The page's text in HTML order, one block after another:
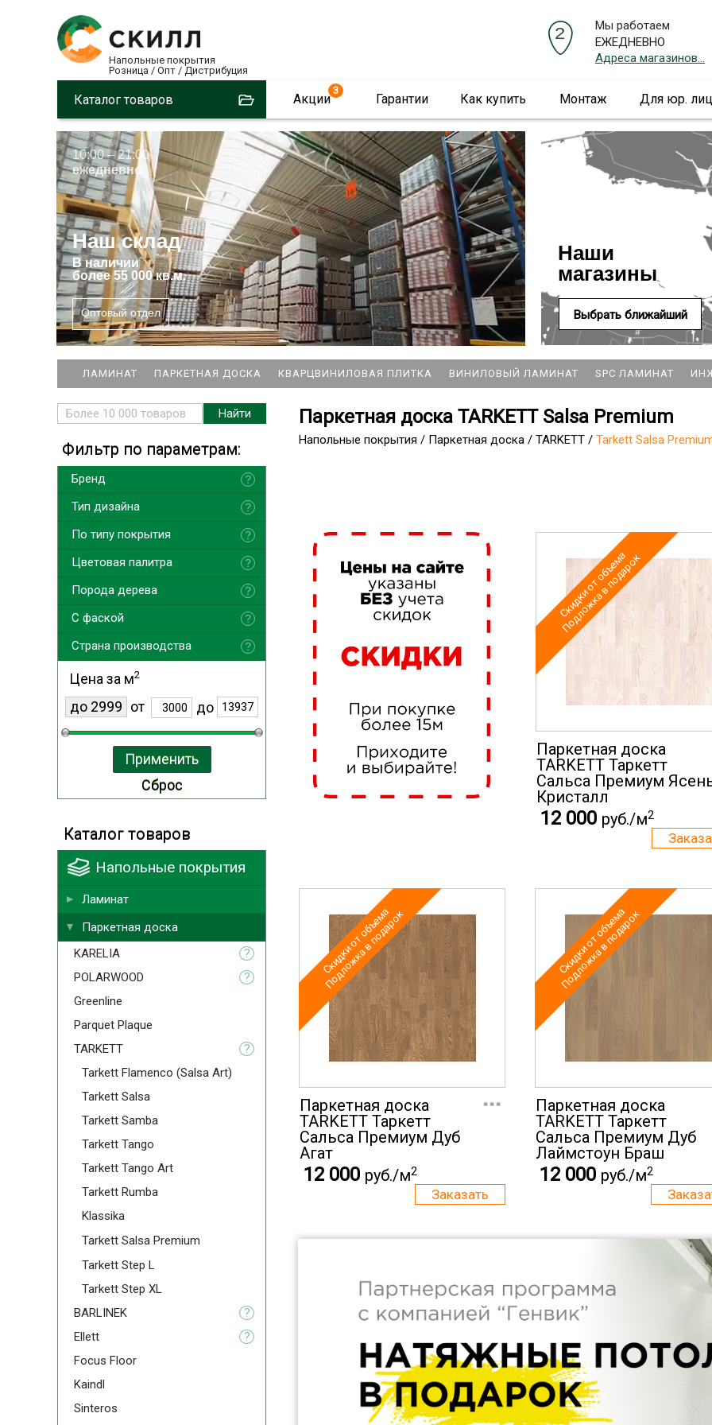
Напольные покрытия
Розница / Опт / Дистрибуция
Мы работаем
ЕЖЕДНЕВНО
Адреса магазинов...
Каталог товаров Акции
3
Гарантии Как купить Монтаж Для юр. лиц
10:00 – 21:00
ежедневно
Наш склад
Вналичии
более 55 000 кв.м.
Оптовый отдел
Наши
магазины
Выбрать ближайший
ЛАМИНАТ ПАРКЕТНАЯ ДОСКА КВАРЦВИНИЛОВАЯ ПЛИТКА ВИНИЛОВЫЙ ЛАМИНАТ SPC ЛАМИНАТ
Паркетная доска TARKETT Salsa Premium
Напольные покрытия / Паркетная доска / TARKETT / Tarkett Salsa
Скидки от объема
Подложка в подарок
Паркетная доска
TARKETT Таркетт
Cальса Премиум
Кристалл
12 000 руб./м2
Скидки от объема
Подложка в подарок
Паркетная доска
TARKETT Таркетт
Cальса Премиум Дуб
Агат
...
12 000 руб./м2
Скидки от объема
Подложка в подарок
Паркетная доска
TARKETT Таркетт
Cальса Премиум Дуб
Лаймстоун Браш
12 000 руб./м2
Фильтр по параметрам:
Бренд
Тип дизайна
По типу покрытия
Цветовая палитра
Порода дерева
С фаской
Страна производства
Цена за м2
до 2999 от до
Каталог товаров
Напольные покрытия
Ламинат
Паркетная доска
KARELIA
?
POLARWOOD
?
Greenline
Parquet Plaque
TARKETT
?
Tarkett Flamenco (Salsa Art)
Tarkett Salsa
Tarkett Samba
Tarkett Tango
Tarkett Tango Art
Tarkett Rumba
Klassika
Tarkett Salsa Premium
Tarkett Step L
Tarkett Step XL
BARLINEK
?
Ellett
?
Focus Floor
Kaindl
Sinteros